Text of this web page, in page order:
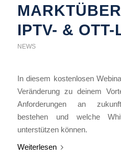
IPTV- & OTT-
NEWS
In diesem kostenlosen
Veränderung zu deinem
Anforderungen an
bestehen und welche
unterstützen können.
Weiterlesen